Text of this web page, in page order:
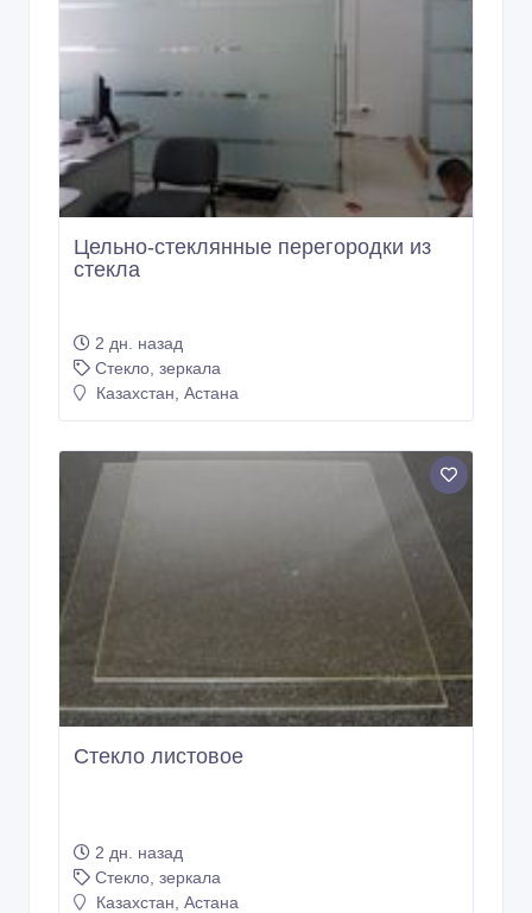
Цельно-стеклянные перегородки из
стекла
2 дн. назад
Стекло, зеркала
Казахстан, Астана
Стекло листовое
2 дн. назад
Стекло, зеркала
Казахстан, Астана